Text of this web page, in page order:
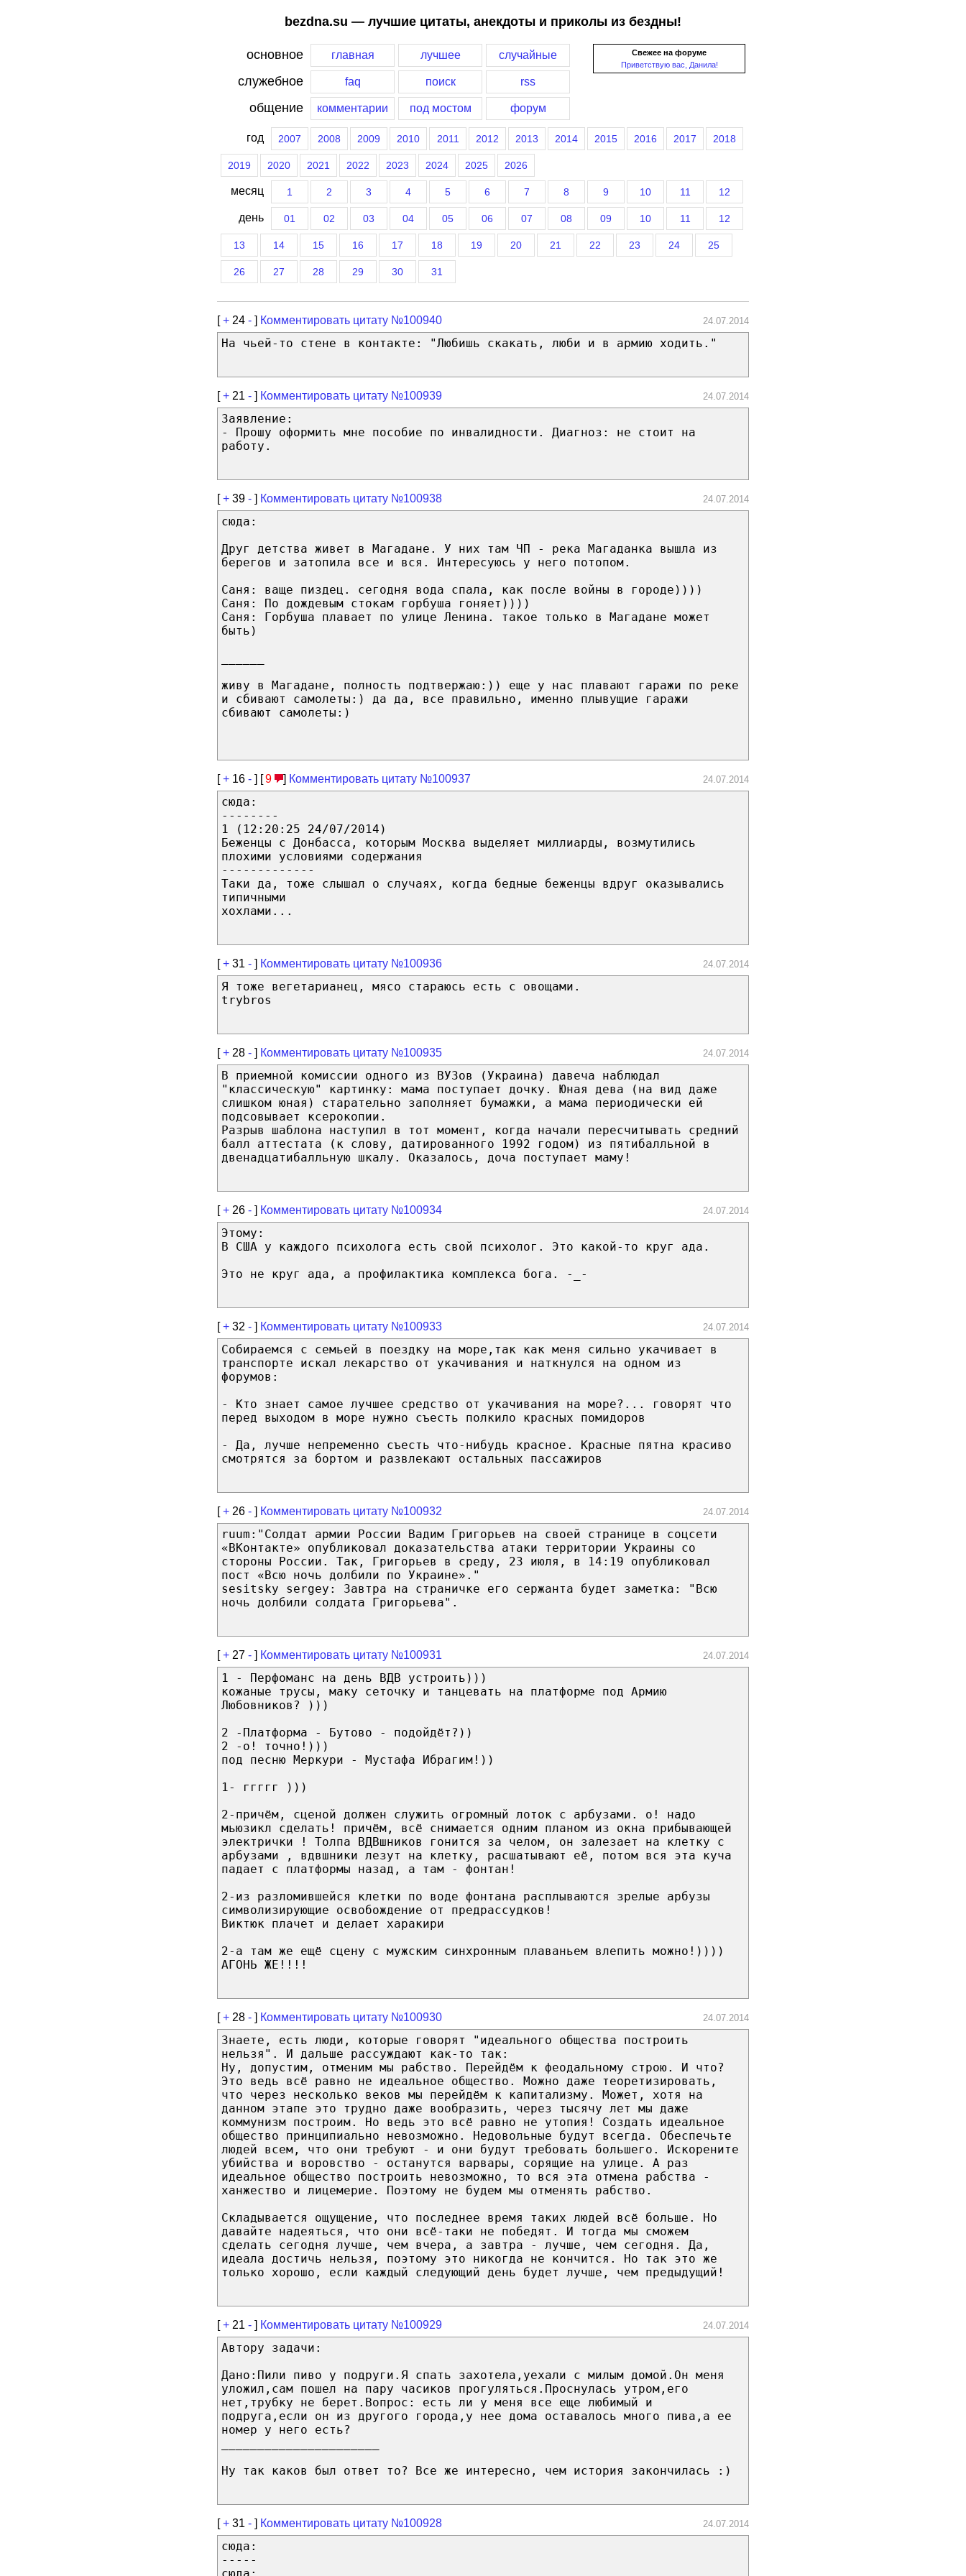
bezdna.su — лучшие цитаты, анекдоты и приколы из бездны!
Свежее на форуме
Приветствую вас, Данила!
основное главная лучшее случайные
служебное faq поиск rss
общение комментарии под мостом форум
год 2007 2008 2009 2010 2011 2012 2013 2014 2015 2016 2017 2018
2019 2020 2021 2022 2023 2024 2025 2026
месяц 1 2 3 4 5 6 7 8 9 10 11 12
день 01 02 03 04 05 06 07 08 09 10 11 12
13 14 15 16 17 18 19 20 21 22 23 24 25
26 27 28 29 30 31
[+ 24 - ] Комментировать цитату №100940 24.07.2014
На чьей-то стене в контакте: "Любишь скакать, люби и в армию ходить."
[+ 21 - ] Комментировать цитату №100939 24.07.2014
Заявление:
- Прошу оформить мне пособие по инвалидности. Диагноз: не стоит на
работу.
[+ 39 - ] Комментировать цитату №100938 24.07.2014
сюда:
Друг детства живет в Магадане. У них там ЧП - река Магаданка вышла из
берегов и затопила все и вся. Интересуюсь у него потопом.
Саня: ваще пиздец. сегодня вода спала, как после войны в городе))))
Саня: По дождевым стокам горбуша гоняет))))
Саня: Горбуша плавает по улице Ленина. такое только в Магадане может
быть)
живу в Магадане, полность подтвержаю:)) еще у нас плавают гаражи по реке
и сбивают самолеты:) да да, все правильно, именно плывущие гаражи
сбивают самолеты:)
[+ 16 - ] [9 ] Комментировать цитату №100937 24.07.2014
сюда:
--------
1 (12:20:25 24/07/2014)
Беженцы с Донбасса, которым Москва выделяет миллиарды, возмутились
плохими условиями содержания
-------------
Таки да, тоже слышал о случаях, когда бедные беженцы вдруг оказывались
типичными
хохлами...
[+ 31 - ] Комментировать цитату №100936 24.07.2014
Я тоже вегетарианец, мясо стараюсь есть с овощами.
trybros
[+ 28 - ] Комментировать цитату №100935 24.07.2014
В приемной комиссии одного из ВУЗов (Украина) давеча наблюдал
"классическую" картинку: мама поступает дочку. Юная дева (на вид даже
слишком юная) старательно заполняет бумажки, а мама периодически ей
подсовывает ксерокопии.
Разрыв шаблона наступил в тот момент, когда начали пересчитывать средний
балл аттестата (к слову, датированного 1992 годом) из пятибалльной в
двенадцатибалльную шкалу. Оказалось, доча поступает маму!
[+ 26 - ] Комментировать цитату №100934 24.07.2014
Этому:
В США у каждого психолога есть свой психолог. Это какой-то круг ада.
Это не круг ада, а профилактика комплекса бога. -_-
[+ 32 - ] Комментировать цитату №100933 24.07.2014
Собираемся с семьей в поездку на море,так как меня сильно укачивает в
транспорте искал лекарство от укачивания и наткнулся на одном из
форумов:
- Кто знает самое лучшее средство от укачивания на море?... говорят что
перед выходом в море нужно съесть полкило красных помидоров
- Да, лучше непременно съесть что-нибудь красное. Красные пятна красиво
смотрятся за бортом и развлекают остальных пассажиров
[+ 26 - ] Комментировать цитату №100932 24.07.2014
ruum:"Солдат армии России Вадим Григорьев на своей странице в соцсети
«ВКонтакте» опубликовал доказательства атаки территории Украины со
стороны России. Так, Григорьев в среду, 23 июля, в 14:19 опубликовал
пост «Всю ночь долбили по Украине»."
sesitsky sergey: Завтра на страничке его сержанта будет заметка: "Всю
ночь долбили солдата Григорьева".
[+ 27 - ] Комментировать цитату №100931 24.07.2014
1 - Перфоманс на день ВДВ устроить)))
кожаные трусы, маку сеточку и танцевать на платформе под Армию
Любовников? )))
2 -Платформа - Бутово - подойдёт?))
2 -о! точно!)))
под песню Меркури - Мустафа Ибрагим!))
1- ггггг )))
2-причём, сценой должен служить огромный лоток с арбузами. о! надо
мьюзикл сделать! причём, всё снимается одним планом из окна прибывающей
электрички ! Толпа ВДВшников гонится за челом, он залезает на клетку с
арбузами , вдвшники лезут на клетку, расшатывают её, потом вся эта куча
падает с платформы назад, а там - фонтан!
2-из разломившейся клетки по воде фонтана расплываются зрелые арбузы
символизирующие освобождение от предрассудков!
Виктюк плачет и делает харакири
2-а там же ещё сцену с мужским синхронным плаваньем влепить можно!))))
АГОНЬ ЖЕ!!!!
[+ 28 - ] Комментировать цитату №100930 24.07.2014
Знаете, есть люди, которые говорят "идеального общества построить
нельзя". И дальше рассуждают как-то так:
Ну, допустим, отменим мы рабство. Перейдём к феодальному строю. И что?
Это ведь всё равно не идеальное общество. Можно даже теоретизировать,
что через несколько веков мы перейдём к капитализму. Может, хотя на
данном этапе это трудно даже вообразить, через тысячу лет мы даже
коммунизм построим. Но ведь это всё равно не утопия! Создать идеальное
общество принципиально невозможно. Недовольные будут всегда. Обеспечьте
людей всем, что они требуют - и они будут требовать большего. Искорените
убийства и воровство - останутся варвары, сорящие на улице. А раз
идеальное общество построить невозможно, то вся эта отмена рабства -
ханжество и лицемерие. Поэтому не будем мы отменять рабство.
Складывается ощущение, что последнее время таких людей всё больше. Но
давайте надеяться, что они всё-таки не победят. И тогда мы сможем
сделать сегодня лучше, чем вчера, а завтра - лучше, чем сегодня. Да,
идеала достичь нельзя, поэтому это никогда не кончится. Но так это же
только хорошо, если каждый следующий день будет лучше, чем предыдущий!
[+ 21 - ] Комментировать цитату №100929 24.07.2014
Автору задачи:
Дано:Пили пиво у подруги.Я спать захотела,уехали с милым домой.Он меня
уложил,сам пошел на пару часиков прогуляться.Проснулась утром,его
нет,трубку не берет.Вопрос: есть ли у меня все еще любимый и
подруга,если он из другого города,у нее дома оставалось много пива,а ее
номер у него есть?
Ну так каков был ответ то? Все же интересно, чем история закончилась :)
[+ 31 - ] Комментировать цитату №100928 24.07.2014
сюда:
-----